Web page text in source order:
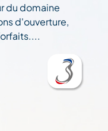
du domaine
d'ouverture,